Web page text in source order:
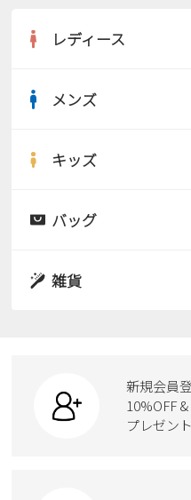
レディース
サンダル
スニーカー
カジュアルシューズ
ワークシューズ
メンズ
サンダル
ローファー
キッズ
サンダル
スクール
バッグ
ボディバッグ
ハンドバッグ
雑貨
ケア用品
新規会員
10%OFF
プレゼン